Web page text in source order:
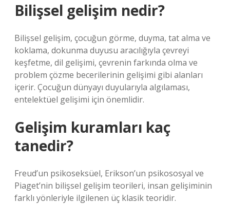
Bilişsel gelişim nedir?
Bilişsel gelişim, çocuğun görme, duyma, tat alma ve
koklama, dokunma duyusu aracılığıyla çevreyi
keşfetme, dil gelişimi, çevrenin farkında olma ve
problem çözme becerilerinin gelişimi gibi alanları
içerir. Çocuğun dünyayı duyularıyla algılaması,
entelektüel gelişimi için önemlidir.
Gelişim kuramları kaç
tanedir?
Freud’un psikoseksüel, Erikson’un psikososyal ve
Piaget’nin bilişsel gelişim teorileri, insan gelişiminin
farklı yönleriyle ilgilenen üç klasik teoridir.